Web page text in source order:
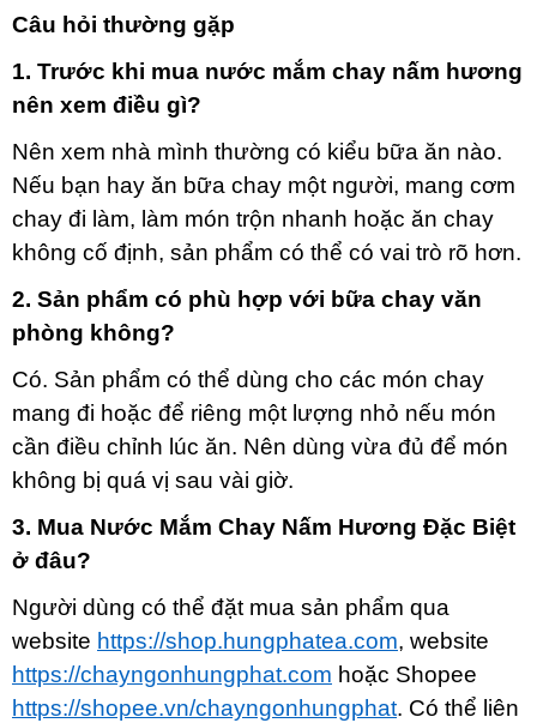
Câu hỏi thường gặp
1. Trước khi mua nước mắm chay nấm hương
nên xem điều gì?
Nên xem nhà mình thường có kiểu bữa ăn nào.
Nếu bạn hay ăn bữa chay một người, mang cơm
chay đi làm, làm món trộn nhanh hoặc ăn chay
không cố định, sản phẩm có thể có vai trò rõ hơn.
2. Sản phẩm có phù hợp với bữa chay văn
phòng không?
Có. Sản phẩm có thể dùng cho các món chay
mang đi hoặc để riêng một lượng nhỏ nếu món
cần điều chỉnh lúc ăn. Nên dùng vừa đủ để món
không bị quá vị sau vài giờ.
3. Mua Nước Mắm Chay Nấm Hương Đặc Biệt
ở đâu?
Người dùng có thể đặt mua sản phẩm qua
website https://shop.hungphatea.com, website
https://chayngonhungphat.com hoặc Shopee
https://shopee.vn/chayngonhungphat. Có thể liên